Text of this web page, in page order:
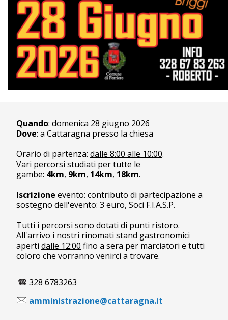
Quando: domenica 28 giugno 2026
Dove: a Cattaragna presso la chiesa
Orario di partenza: dalle 8:00 alle 10:00.
Vari percorsi studiati per tutte le
gambe: 4km, 9km, 14km, 18km.
Iscrizione evento: contributo di partecipazione a
sostegno dell'evento: 3 euro, Soci F.I.A.S.P.
Tutti i percorsi sono dotati di punti ristoro.
All'arrivo i nostri rinomati stand gastronomici
aperti dalle 12:00 fino a sera per marciatori e tutti
coloro che vorranno venirci a trovare.
328 6783263
amministrazione@cattaragna.it